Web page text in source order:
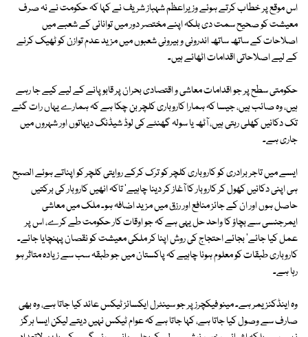
اس موقع پر خطاب کرتے ہوئے وزیراعظم شہباز شریف نے کہا کہ حکومت نے نہ صرف
معیشت کو صحیح سمت دی بلکہ اپنے مختصر دور میں توانائی کے شعبے میں
اصلاحات کے ساتھ ساتھ اندرونی و بیرونی شعبوں میں مزید عدم توازن کو ٹھیک کرنے
کے لیے اصلاحاتی اقدامات اٹھائے ہیں۔
حکومتی سطح پر جو اقدامات معاشی و اقتصادی بحران پر قابو پانے کے لیے کیے جا رہے
ہیں، وہ صائب ہیں، جیسا کہ ہمارا کاروباری کلچر بن چکا ہے کہ ہمارے یہاں رات گئے
تک دکانیں کھلی رہتی ہیں، آٹھ یا سولہ گھنٹے کی لوڈ شیڈنگ دیہاتوں اور شہروں میں
جاری ہے۔
ایسے میں تاجر برادری کو کاروباری کلچر کو ترک کرکے روایتی کلچر کو اپناتے ہوئے الصبح
ہی اپنی دکانیں کھول کر کاروبار کا آغاز کر دینا چاہیے' تاکہ انھیں کاروبار کی برکتیں
حاصل ہوں اور ان کے جائز منافع اور رزق میں مزید اضافہ ہو۔ ملک میں معاشی
ایمرجنسی سے بچاؤ کا واحد حل یہی ہے کہ جو اوقات کار حکومت طے کرے، اس پر
عمل کیا جائے' بجائے احتجاج کی روش اپنا کر ملکی معیشت کو نقصان پہنچایا جائے۔
کاروباری طبقات کو معلوم ہونا چاہیے کہ پاکستان میں جو طبقہ سب سے زیادہ متاثر ہو
رہا ہے۔
وہ اینڈکنزیمر ہے۔ مینو فیکچرز پر جو سینٹرل ایکسائز ٹیکس عائد کیا جاتا ہے، وہ بھی
صارف سے وصول کیا جاتا ہے، کہا جاتا ہے کہ عوام ٹیکس نہیں دیتے لیکن ایسا ہرگز